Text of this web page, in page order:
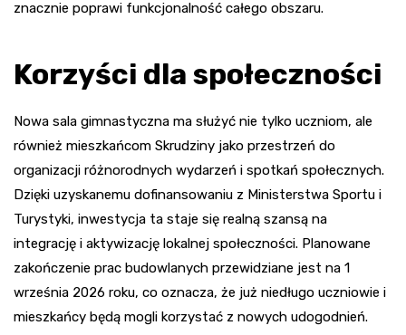
znacznie poprawi funkcjonalność całego obszaru.
Korzyści dla społeczności
Nowa sala gimnastyczna ma służyć nie tylko uczniom, ale
również mieszkańcom Skrudziny jako przestrzeń do
organizacji różnorodnych wydarzeń i spotkań społecznych.
Dzięki uzyskanemu dofinansowaniu z Ministerstwa Sportu i
Turystyki, inwestycja ta staje się realną szansą na
integrację i aktywizację lokalnej społeczności. Planowane
zakończenie prac budowlanych przewidziane jest na 1
września 2026 roku, co oznacza, że już niedługo uczniowie i
mieszkańcy będą mogli korzystać z nowych udogodnień.